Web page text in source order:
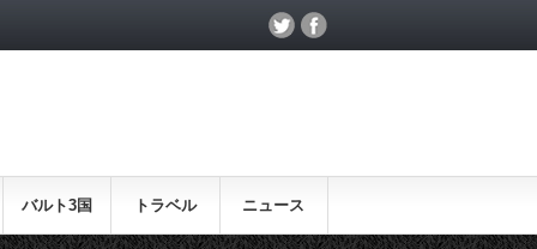
バルト3国 トラベル ニュース